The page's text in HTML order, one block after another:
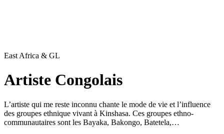
East Africa & GL
Artiste Congolais
L’artiste qui me reste inconnu chante le mode de vie et l’influence
des groupes ethnique vivant à Kinshasa. Ces groupes ethno-
communautaires sont les Bayaka, Bakongo, Batetela,…